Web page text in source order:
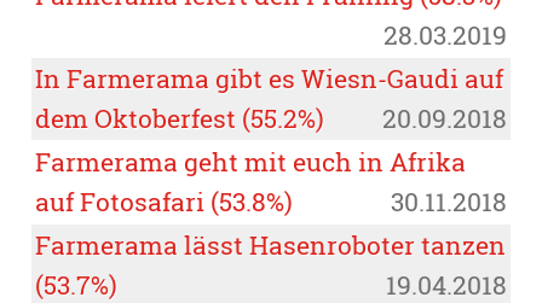
28.03.2019
In Farmerama gibt es Wiesn-Gaudi auf
dem Oktoberfest (55.2%)
20.09.2018
Farmerama geht mit euch in Afrika
auf Fotosafari (53.8%)
30.11.2018
Farmerama lässt Hasenroboter tanzen
(53.7%)
19.04.2018